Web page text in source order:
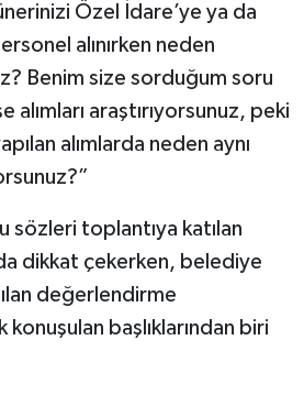
Özel İdare’ye ya da
alınırken neden
Benim size sorduğum soru
alımları araştırıyorsunuz, peki
alımlarda neden aynı
sözleri toplantıya katılan
dikkat çekerken, belediye
değerlendirme
konuşulan başlıklarından biri